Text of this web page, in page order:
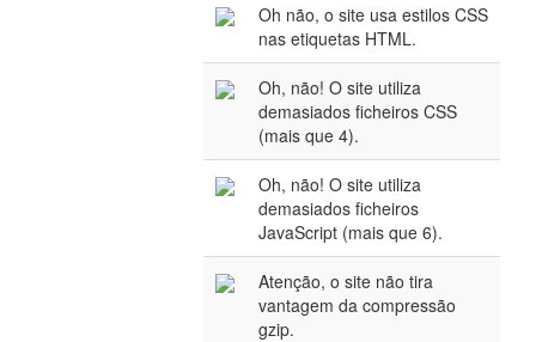
Oh não, o site usa estilos CSS
nas etiquetas HTML.
Oh, não! O site utiliza
demasiados ficheiros CSS
(mais que 4).
Oh, não! O site utiliza
demasiados ficheiros
JavaScript (mais que 6).
Atenção, o site não tira
vantagem da compressão
gzip.